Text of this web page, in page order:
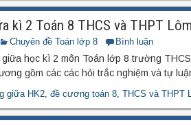
kì 2 Toán 8 THCS và THPT
Chuyên đề Toán lớp 8 Bình luận
học kì 2 môn Toán lớp 8 trường
gồm các các hỏi trắc nghiệm và tự
giữa HK2, đề cương toán 8, THCS và THPT